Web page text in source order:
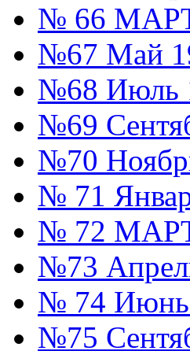
№ 66 МАРТ
№67 Май
№68 Июль
№69
№70
№ 71
№ 72
№73
№ 74 Июнь
№75